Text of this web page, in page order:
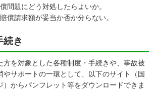
問題にどう対処したらよいか。
償請求額が妥当か否か分らない。
続き
を対象とした各種制度・手続きや、事故被
やサポートの一環として、以下のサイト（国
）からパンフレット等をダウンロードできま